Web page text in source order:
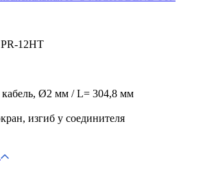
12HT
Ø2 мм / L= 304,8 мм
изгиб у соединителя